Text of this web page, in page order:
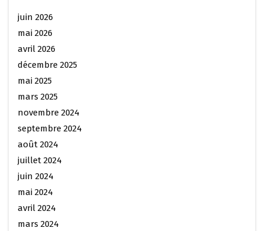
juin 2026
mai 2026
avril 2026
décembre 2025
mai 2025
mars 2025
novembre 2024
septembre 2024
août 2024
juillet 2024
juin 2024
mai 2024
avril 2024
mars 2024